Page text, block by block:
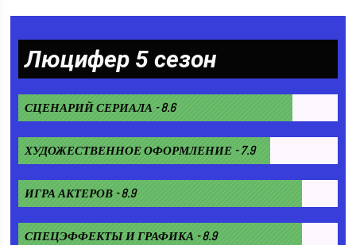
Люцифер 5 сезон
СЦЕНАРИЙ СЕРИАЛА - 8.6
ХУДОЖЕСТВЕННОЕ ОФОРМЛЕНИЕ - 7.9
ИГРА АКТЕРОВ - 8.9
СПЕЦЭФФЕКТЫ И ГРАФИКА - 8.9